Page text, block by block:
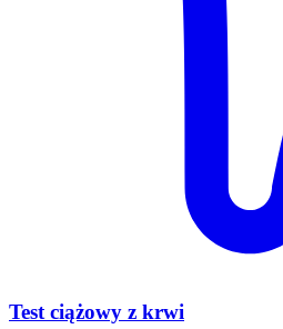
Test ciążowy z krwi